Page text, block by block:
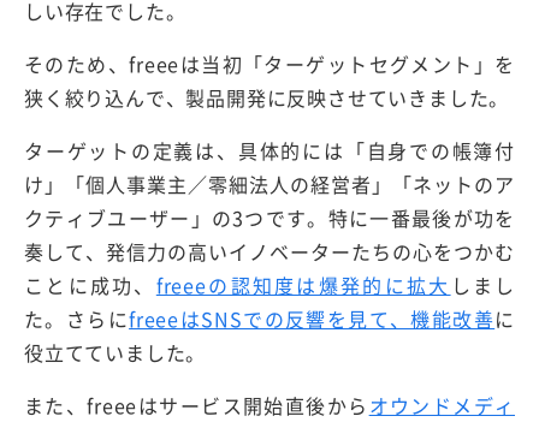
しい存在でした。
そのため、freeeは当初「ターゲットセグメント」を
狭く絞り込んで、製品開発に反映させていきました。
ターゲットの定義は、具体的には「自身での帳簿付
け」「個人事業主／零細法人の経営者」「ネットのア
クティブユーザー」の3つです。特に一番最後が功を
奏して、発信力の高いイノベーターたちの心をつかむ
ことに成功、 freeeの認知度は爆発的に拡大 しまし
た。さらにfreeeはSNSでの反響を見て、機能改善に
役立てていました。
また、freeeはサービス開始直後から オウンドメディ